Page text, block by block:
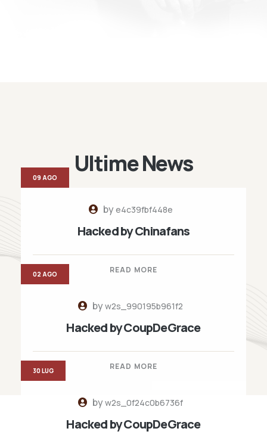
Ultime News
bye4c39fbf448e
Hacked by Chinafans
READ MORE
09 AGO
byw2s_990195b961f2
Hacked by CoupDeGrace
READ MORE
02 AGO
byw2s_0f24c0b6736f
Hacked by CoupDeGrace
30 LUG